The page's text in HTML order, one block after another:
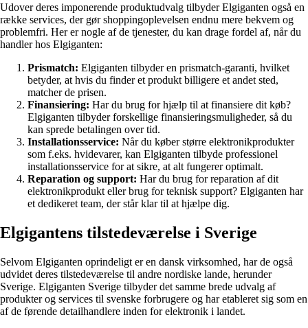
Udover deres imponerende produktudvalg tilbyder Elgiganten også en
række services, der gør shoppingoplevelsen endnu mere bekvem og
problemfri. Her er nogle af de tjenester, du kan drage fordel af, når du
handler hos Elgiganten:
Prismatch: Elgiganten tilbyder en prismatch-garanti, hvilket
betyder, at hvis du finder et produkt billigere et andet sted,
matcher de prisen.
Finansiering: Har du brug for hjælp til at finansiere dit køb?
Elgiganten tilbyder forskellige finansieringsmuligheder, så du
kan sprede betalingen over tid.
Installationsservice: Når du køber større elektronikprodukter
som f.eks. hvidevarer, kan Elgiganten tilbyde professionel
installationsservice for at sikre, at alt fungerer optimalt.
Reparation og support: Har du brug for reparation af dit
elektronikprodukt eller brug for teknisk support? Elgiganten har
et dedikeret team, der står klar til at hjælpe dig.
Elgigantens tilstedeværelse i Sverige
Selvom Elgiganten oprindeligt er en dansk virksomhed, har de også
udvidet deres tilstedeværelse til andre nordiske lande, herunder
Sverige. Elgiganten Sverige tilbyder det samme brede udvalg af
produkter og services til svenske forbrugere og har etableret sig som en
af de førende detailhandlere inden for elektronik i landet.